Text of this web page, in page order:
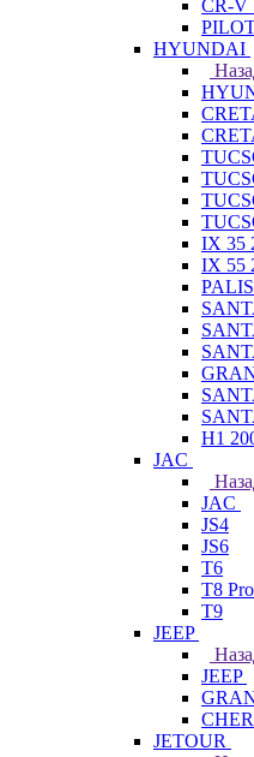
CR-V
HYUNDAI
IX 35
IX 55
H1
JAC
JAC
JS4
JS6
T6
T8 Pro
T9
JEEP
JEEP
JETOUR